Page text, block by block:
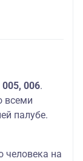
005, 006.
всеми
палубе.
человека на